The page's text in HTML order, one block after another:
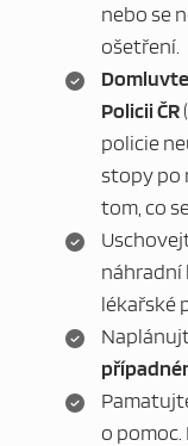
nebo se
ošetření.
Policii ČR
policie
stopy po
tom, co
náhradní
lékařské
o pomoc.